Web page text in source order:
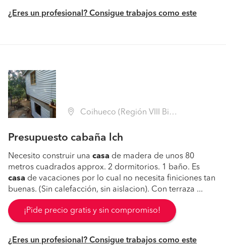
¿Eres un profesional? Consigue trabajos como este
Coihueco (Región VIII Biobío - Ñuble)
Presupuesto cabaña lch
Necesito construir una casa de madera de unos 80
metros cuadrados approx. 2 dormitorios. 1 baño. Es
casa de vacaciones por lo cual no necesita finiciones tan
buenas. (Sin calefacción, sin aislacion). Con terraza ...
¡Pide precio gratis y sin compromiso!
¿Eres un profesional? Consigue trabajos como este